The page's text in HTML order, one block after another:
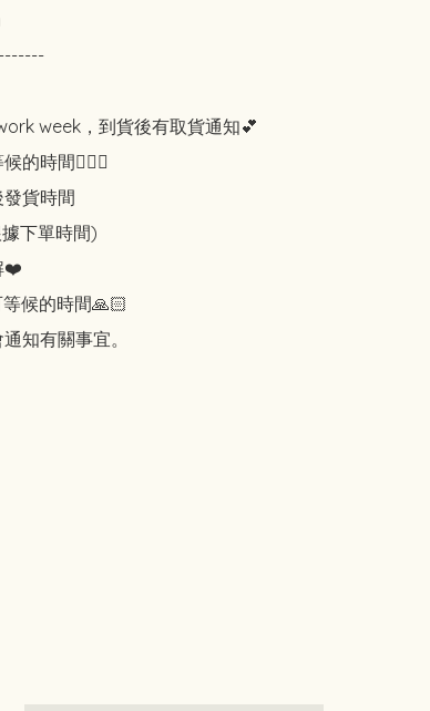
week，到貨後有取貨通知💕
的時間🙇🏻‍♀️
貨時間
下單時間)
❤️
候的時間🙏🏻
知有關事宜。